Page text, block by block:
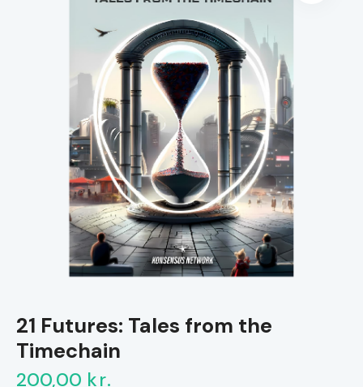
21 Futures: Tales from the
Timechain
200,00 kr.